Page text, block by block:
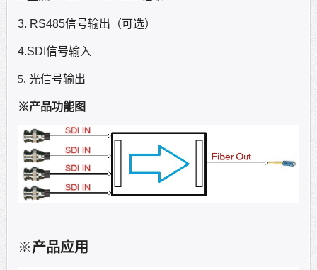
3. RS485信号输出（可选）
4.SDI 信号输入
5. 光信号输出
※产品功能图
※产品应用